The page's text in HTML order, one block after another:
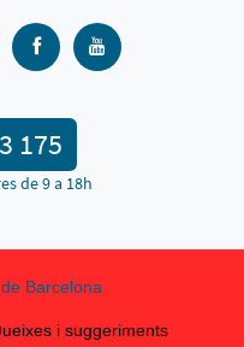
175
de 9 a 18h
i suggeriments